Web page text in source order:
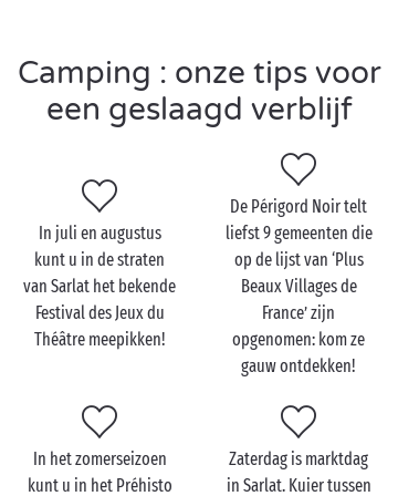
grotten van Les Eyzies …
Wanneer u dan weer bovengronds bent, kunt u een
mooie kanotocht maken op de Dordogne of de
Bezoek Sarlat met z’n
tweetjes
Als u uw ogen de kost hebt gegeven, is het tijd om
ook uw smaakpapillen te verwennen. Een vakantie in
streekproducten
hebt geproefd. Tijdens een
romantisch etentje in een van de vele goeie
restaurants die de stad rijk is, kunt u genieten van de
Camping : onze tips voor
een geslaagd verblijf
In juli en augustus
kunt u in de straten
van Sarlat het bekende
Festival des Jeux du
Théâtre meepikken!
De Périgord Noir telt
liefst 9 gemeenten die
op de lijst van ‘Plus
Beaux Villages de
France’ zijn
opgenomen: kom ze
gauw ontdekken!
In het zomerseizoen
kunt u in het Préhisto
Zaterdag is marktdag
in Sarlat. Kuier tussen